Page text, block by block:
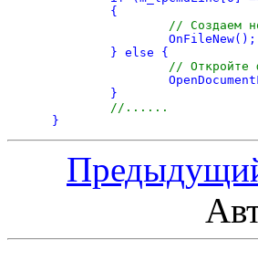
// Создаем
// Откройте
//......